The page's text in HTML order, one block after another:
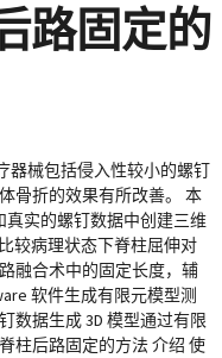
路固定的
器械包括侵入性较小的螺钉
骨折的效果有所改善。 本
真实的螺钉数据中创建三维
较病理状态下脊柱屈伸对
融合术中的固定长度，辅
软件生成有限元模型测
数据生成 3D 模型通过有限
柱后路固定的方法 介绍 使